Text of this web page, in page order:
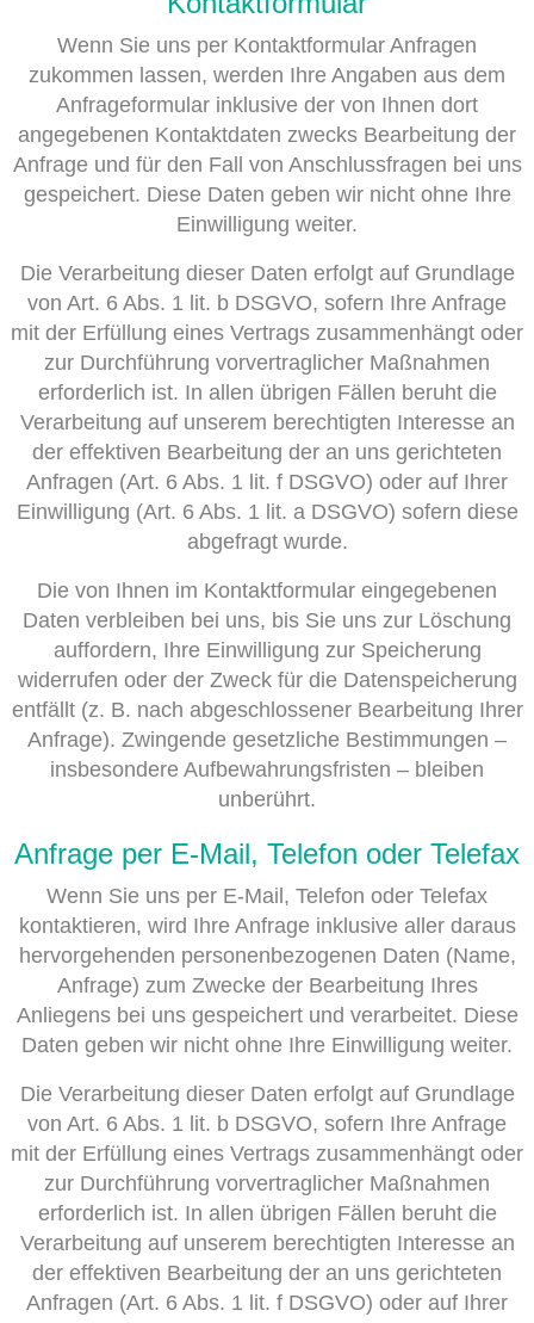
Wenn Sie uns per Kontaktformular Anfragen
zukommen lassen, werden Ihre Angaben aus dem
Anfrageformular inklusive der von Ihnen dort
angegebenen Kontaktdaten zwecks Bearbeitung der
Anfrage und für den Fall von Anschlussfragen bei uns
gespeichert. Diese Daten geben wir nicht ohne Ihre
Einwilligung weiter.
Die Verarbeitung dieser Daten erfolgt auf Grundlage
von Art. 6 Abs. 1 lit. b DSGVO, sofern Ihre Anfrage
mit der Erfüllung eines Vertrags zusammenhängt oder
zur Durchführung vorvertraglicher Maßnahmen
erforderlich ist. In allen übrigen Fällen beruht die
Verarbeitung auf unserem berechtigten Interesse an
der effektiven Bearbeitung der an uns gerichteten
Anfragen (Art. 6 Abs. 1 lit. f DSGVO) oder auf Ihrer
Einwilligung (Art. 6 Abs. 1 lit. a DSGVO) sofern diese
abgefragt wurde.
Die von Ihnen im Kontaktformular eingegebenen
Daten verbleiben bei uns, bis Sie uns zur Löschung
auffordern, Ihre Einwilligung zur Speicherung
widerrufen oder der Zweck für die Datenspeicherung
entfällt (z. B. nach abgeschlossener Bearbeitung Ihrer
Anfrage). Zwingende gesetzliche Bestimmungen –
insbesondere Aufbewahrungsfristen – bleiben
unberührt.
Anfrage per E-Mail, Telefon oder Telefax
Wenn Sie uns per E-Mail, Telefon oder Telefax
kontaktieren, wird Ihre Anfrage inklusive aller daraus
hervorgehenden personenbezogenen Daten (Name,
Anfrage) zum Zwecke der Bearbeitung Ihres
Anliegens bei uns gespeichert und verarbeitet. Diese
Daten geben wir nicht ohne Ihre Einwilligung weiter.
Die Verarbeitung dieser Daten erfolgt auf Grundlage
von Art. 6 Abs. 1 lit. b DSGVO, sofern Ihre Anfrage
mit der Erfüllung eines Vertrags zusammenhängt oder
zur Durchführung vorvertraglicher Maßnahmen
erforderlich ist. In allen übrigen Fällen beruht die
Verarbeitung auf unserem berechtigten Interesse an
der effektiven Bearbeitung der an uns gerichteten
Anfragen (Art. 6 Abs. 1 lit. f DSGVO) oder auf Ihrer